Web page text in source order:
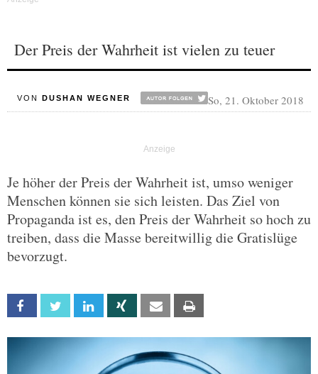
Der Preis der Wahrheit ist vielen zu teuer
VON DUSHAN WEGNER So, 21. Oktober 2018
Je höher der Preis der Wahrheit ist, umso weniger
Menschen können sie sich leisten. Das Ziel von
Propaganda ist es, den Preis der Wahrheit so hoch zu
treiben, dass die Masse bereitwillig die Gratislüge
bevorzugt.
Facebook Twitter Linkedin Xing Email